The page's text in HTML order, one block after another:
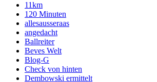
11km
120 Minuten
allesausseraas
angedacht
Ballreiter
Beves Welt
Blog-G
Check von hinten
Dembowski ermittelt